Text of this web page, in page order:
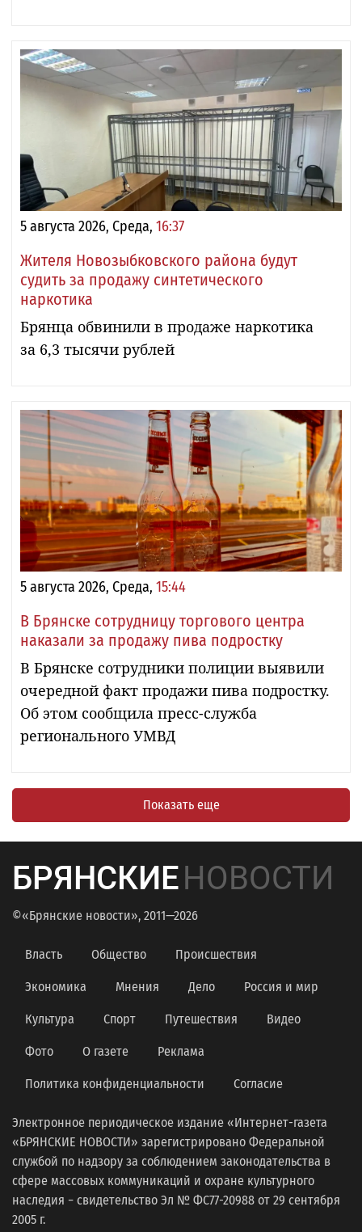
5 августа 2026, Среда, 16:37
Жителя Новозыбковского района будут
судить за продажу синтетического
наркотика
Брянца обвинили в продаже наркотика
за 6,3 тысячи рублей
5 августа 2026, Среда, 15:44
В Брянске сотрудницу торгового центра
наказали за продажу пива подростку
В Брянске сотрудники полиции выявили
очередной факт продажи пива подростку.
Об этом сообщила пресс-служба
регионального УМВД
Показать еще
БРЯНСКИЕНОВОСТИ
©«Брянские новости», 2011—2026
Власть Общество Происшествия
Экономика Мнения Дело Россия и мир
Культура Спорт Путешествия Видео
Фото О газете Реклама
Политика конфиденциальности Согласие
Электронное периодическое издание «Интернет-газета
«БРЯНСКИЕ НОВОСТИ» зарегистрировано Федеральной
службой по надзору за соблюдением законодательства в
сфере массовых коммуникаций и охране культурного
наследия − свидетельство Эл № ФС77-20988 от 29 сентября
2005 г.